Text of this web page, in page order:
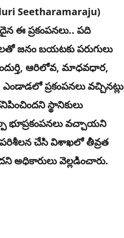
Seetharamaraju)
ఈ ప్రకంపనలు.. పది
జ‌నం బ‌య‌ట‌కు ప‌రుగులు
ఆరిలోవ, మాధవధార,
ప్రకంపనలు వచ్చినట్లు
స్థానికులు
భూప్రకంపనలు వచ్చాయ‌ని
పరిశీలన చేసి విశాఖ‌లో తీవ్రత
అధికారులు వెల్ల‌డించారు.